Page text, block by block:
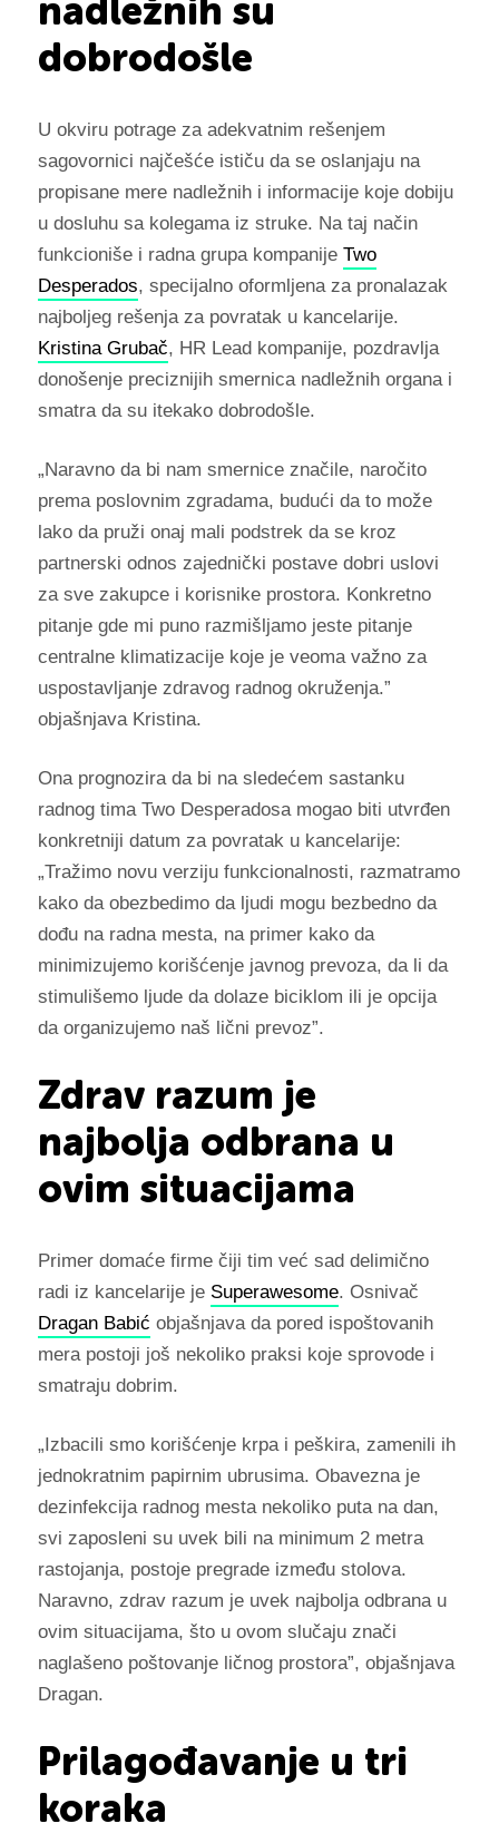
nadležnih su
dobrodošle
U okviru potrage za adekvatnim rešenjem
sagovornici najčešće ističu da se oslanjaju na
propisane mere nadležnih i informacije koje dobiju
u dosluhu sa kolegama iz struke. Na taj način
funkcioniše i radna grupa kompanije Two
Desperados, specijalno oformljena za pronalazak
najboljeg rešenja za povratak u kancelarije.
Kristina Grubač, HR Lead kompanije, pozdravlja
donošenje preciznijih smernica nadležnih organa i
smatra da su itekako dobrodošle.
„Naravno da bi nam smernice značile, naročito
prema poslovnim zgradama, budući da to može
lako da pruži onaj mali podstrek da se kroz
partnerski odnos zajednički postave dobri uslovi
za sve zakupce i korisnike prostora. Konkretno
pitanje gde mi puno razmišljamo jeste pitanje
centralne klimatizacije koje je veoma važno za
uspostavljanje zdravog radnog okruženja.”
objašnjava Kristina.
Ona prognozira da bi na sledećem sastanku
radnog tima Two Desperadosa mogao biti utvrđen
konkretniji datum za povratak u kancelarije:
„Tražimo novu verziju funkcionalnosti, razmatramo
kako da obezbedimo da ljudi mogu bezbedno da
dođu na radna mesta, na primer kako da
minimizujemo korišćenje javnog prevoza, da li da
stimulišemo ljude da dolaze biciklom ili je opcija
da organizujemo naš lični prevoz”.
Zdrav razum je
najbolja odbrana u
ovim situacijama
Primer domaće firme čiji tim već sad delimično
radi iz kancelarije je Superawesome. Osnivač
Dragan Babić objašnjava da pored ispoštovanih
mera postoji još nekoliko praksi koje sprovode i
smatraju dobrim.
„Izbacili smo korišćenje krpa i peškira, zamenili ih
jednokratnim papirnim ubrusima. Obavezna je
dezinfekcija radnog mesta nekoliko puta na dan,
svi zaposleni su uvek bili na minimum 2 metra
rastojanja, postoje pregrade između stolova.
Naravno, zdrav razum je uvek najbolja odbrana u
ovim situacijama, što u ovom slučaju znači
naglašeno poštovanje ličnog prostora”, objašnjava
Dragan.
Prilagođavanje u tri
koraka